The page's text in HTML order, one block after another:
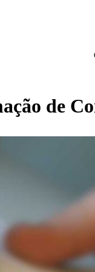
de